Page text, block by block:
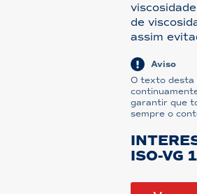
de
assim
Aviso
O texto desta
garantir que
sempre o
ISO-VG